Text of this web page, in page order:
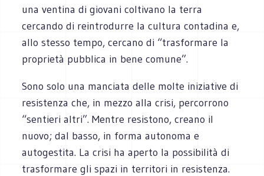
una ventina di giovani coltivano la terra
cercando di reintrodurre la cultura contadina e,
allo stesso tempo, cercano di “trasformare la
proprietà pubblica in bene comune”.
Sono solo una manciata delle molte iniziative di
resistenza che, in mezzo alla crisi, percorrono
“sentieri altri”. Mentre resistono, creano il
nuovo; dal basso, in forma autonoma e
autogestita. La crisi ha aperto la possibilità di
trasformare gli spazi in territori in resistenza.